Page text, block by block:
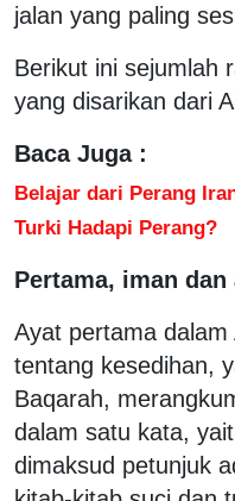
jalan yang paling
Berikut ini sejumlah
yang disarikan dari
Baca Juga :
Belajar dari Perang
Turki Hadapi Perang?
Pertama, iman dan
Ayat pertama
tentang kesedihan,
Baqarah,
dalam satu kata,
dimaksud petunjuk